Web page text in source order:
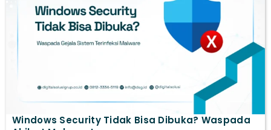
Windows Security Tidak Bisa Dibuka? Waspada